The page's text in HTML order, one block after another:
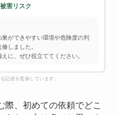
害リスク
ができやすい環境や危険度の判
しました。
に、ぜひ役立ててください。
記述を監修しています。
際、初めての依頼でどこ